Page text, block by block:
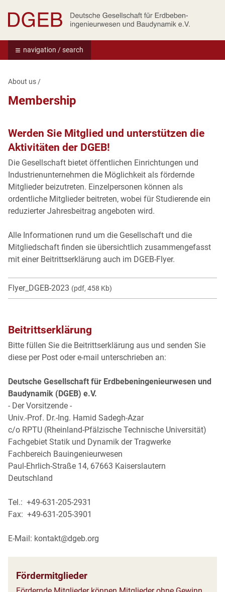
navigation / search
About us /
Membership
Werden Sie Mitglied und unterstützen die
Aktivitäten der DGEB!
Die Gesellschaft bietet öffentlichen Einrichtungen und
Industrienunternehmen die Möglichkeit als fördernde
Mitglieder beizutreten. Einzelpersonen können als
ordentliche Mitglieder beitreten, wobei für Studierende ein
reduzierter Jahresbeitrag angeboten wird.
Alle Informationen rund um die Gesellschaft und die
Mitgliedschaft finden sie übersichtlich zusammengefasst
mit einer Beitrittserklärung auch im DGEB-Flyer.
Flyer_DGEB-2023 (pdf, 458 Kb)
Beitrittserklärung
Bitte füllen Sie die Beitrittserklärung aus und senden Sie
diese per Post oder e-mail unterschrieben an:
Deutsche Gesellschaft für Erdbebeningenieurwesen und
Baudynamik (DGEB) e.V.
- Der Vorsitzende -
Univ.-Prof. Dr.-Ing. Hamid Sadegh-Azar
c/o RPTU (Rheinland-Pfälzische Technische Universität)
Fachgebiet Statik und Dynamik der Tragwerke
Fachbereich Bauingenieurwesen
Paul-Ehrlich-Straße 14, 67663 Kaiserslautern
Deutschland
Tel.: +49-631-205-2931
Fax: +49-631-205-3901
E-Mail: kontakt@dgeb.org
Fördermitglieder